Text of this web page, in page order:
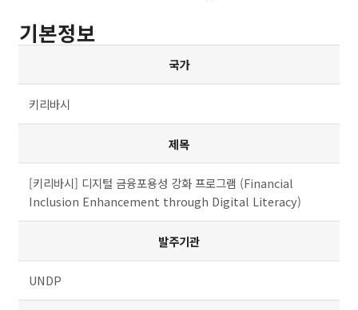
기본정보
개정일, 상세내용, URL로 구분
국가
키리바시
제목
[키리바시] 디지털 금융포용성 강화 프로그램 (Financial
Inclusion Enhancement through Digital Literacy)
발주기관
UNDP